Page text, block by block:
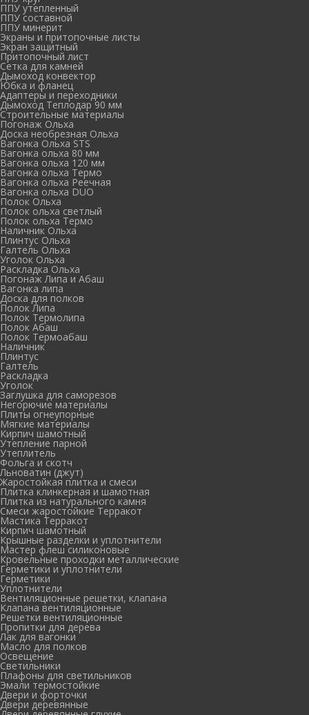
ППУ утепленный
ППУ составной
ППУ минерит
Экраны и притопочные листы
Экран защитный
Притопочный лист
Сетка для камней
Дымоход конвектор
Юбка и фланец
Адаптеры и переходники
Дымоход Теплодар 90 мм
Cтроительные материалы
Погонаж Ольха
Доска необрезная Ольха
Вагонка Ольха STS
Вагонка ольха 80 мм
Вагонка ольха 120 мм
Вагонка ольха Термо
Вагонка ольха Реечная
Вагонка ольха DUO
Полок Ольха
Полок ольха светлый
Полок ольха Термо
Наличник Ольха
Плинтус Ольха
Галтель Ольха
Уголок Ольха
Раскладка Ольха
Погонаж Липа и Абаш
Вагонка липа
Доска для полков
Полок Липа
Полок Термолипа
Полок Абаш
Полок Термоабаш
Наличник
Плинтус
Галтель
Раскладка
Уголок
Заглушка для саморезов
Негорючие материалы
Плиты огнеупорные
Мягкие материалы
Кирпич шамотный
Утепление парной
Утеплитель
Фольга и скотч
Льноватин (джут)
Жаростойкая плитка и смеси
Плитка клинкерная и шамотная
Плитка из натурального камня
Смеси жаростойкие Терракот
Мастика Терракот
Кирпич шамотный
Крышные разделки и уплотнители
Мастер флеш силиконовые
Кровельные проходки металлические
Герметики и уплотнители
Герметики
Уплотнители
Вентиляционные решетки, клапана
Клапана вентиляционные
Решетки вентиляционные
Пропитки для дерева
Лак для вагонки
Масло для полков
Освещение
Светильники
Плафоны для светильников
Эмали термостойкие
Двери и форточки
Двери деревянные